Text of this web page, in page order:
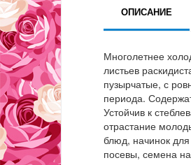
ОПИСАНИЕ
Многолетнее
листьев
пузырчатые, с
периода.
Устойчив к
отрастание
блюд, начинок
посевы, семена